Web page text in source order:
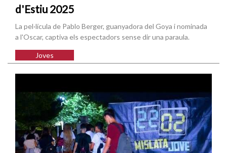
d'Estiu 2025
La pel·lícula de Pablo Berger, guanyadora del Goya i nominada
a l'Oscar, captiva els espectadors sense dir una paraula.
Joves